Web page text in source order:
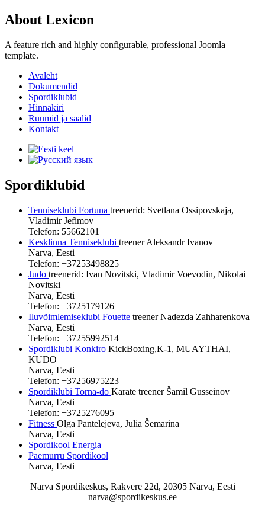
About Lexicon
A feature rich and highly configurable, professional Joomla
template.
Avaleht
Dokumendid
Spordiklubid
Hinnakiri
Ruumid ja saalid
Kontakt
Spordiklubid
Tenniseklubi Fortuna treenerid: Svetlana Ossipovskaja,
Vladimir Jefimov
Telefon: 55662101
Kesklinna Tenniseklubi treener Aleksandr Ivanov
Narva, Eesti
Telefon: +37253498825
Judo treenerid: Ivan Novitski, Vladimir Voevodin, Nikolai
Novitski
Narva, Eesti
Telefon: +3725179126
Iluvõimlemiseklubi Fouette treener Nadezda Zahharenkova
Narva, Eesti
Telefon: +37255992514
Spordiklubi Konkiro KickBoxing,K-1, MUAYTHAI,
KUDO
Narva, Eesti
Telefon: +37256975223
Spordiklubi Torna-do Karate treener Šamil Gusseinov
Narva, Eesti
Telefon: +3725276095
Fitness Olga Pantelejeva, Julia Šemarina
Narva, Eesti
Spordikool Energia
Paemurru Spordikool
Narva, Eesti
Narva Spordikeskus, Rakvere 22d, 20305 Narva, Eesti
narva@spordikeskus.ee